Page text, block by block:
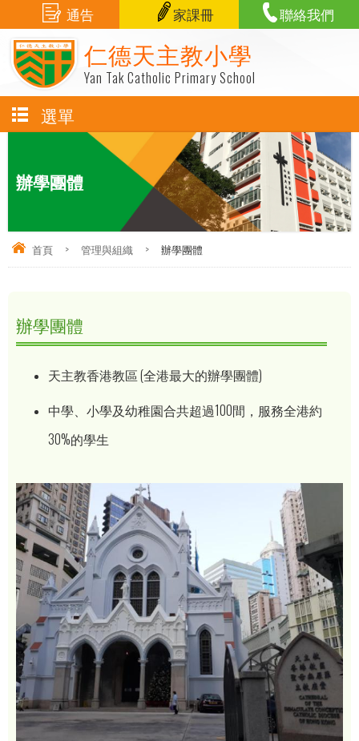
仁德天主教小學
Yan Tak Catholic Primary School
通告 家課冊 聯絡我們
選單
辦學團體
首頁 > 管理與組織 > 辦學團體
辦學團體
天主教香港教區 (全港最大的辦學團體)
中學、小學及幼稚園合共超過100間，服務全港約
30%的學生